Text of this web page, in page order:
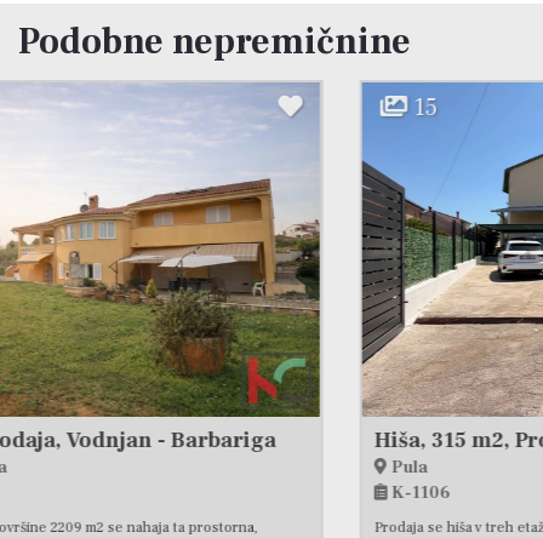
Podobne nepremičnine
15
Hiša, 315 m2, Prodaja, Pula
Prodaja se hiša v treh etažah, s poslovnim potencialom, z dvoriščem